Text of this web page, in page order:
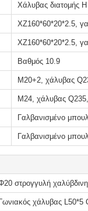
Χάλυβας διατομής
XZ160*60*20*2.5,
XZ160*60*20*2.5,
Βαθμός 10.9
M20+2, χάλυβας
M24, χάλυβας
Γαλβανισμένο
Γαλβανισμένο
στρογγυλή
Γωνιακός χάλυβας L50*5